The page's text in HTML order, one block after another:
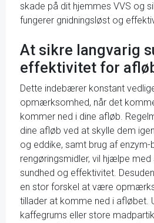
skade på dit hjemmes VVS og
fungerer gnidningsløst og
At sikre langvarig
effektivitet for
Dette indebærer konstant
opmærksomhed, når det
kommer ned i dine afløb.
dine afløb ved at skylle dem
og eddike, samt brug af enzym-
rengøringsmidler, vil hjælpe
sundhed og effektivitet.
en stor forskel at være
tillader at komme ned i afløbet.
kaffegrums eller store